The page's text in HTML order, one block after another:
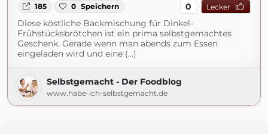
185 0 Speichern 0 Lecker
Diese köstliche Backmischung für Dinkel-
Frühstücksbrötchen ist ein prima selbstgemachtes
Geschenk. Gerade wenn man abends zum Essen
eingeladen wird und eine (...)
Selbstgemacht - Der Foodblog
www.habe-ich-selbstgemacht.de